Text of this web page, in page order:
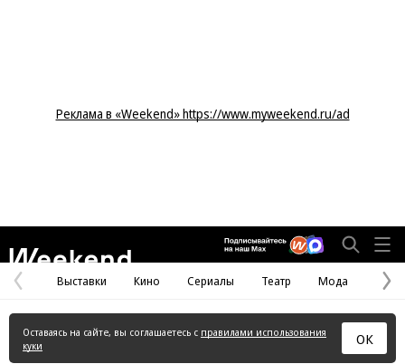
Реклама в «Weekend» https://www.myweekend.ru/ad
Предыдущая
страница
Выставки Кино Сериалы Театр Мода
Оставаясь на сайте, вы соглашаетесь с правилами использования
куки
ОК